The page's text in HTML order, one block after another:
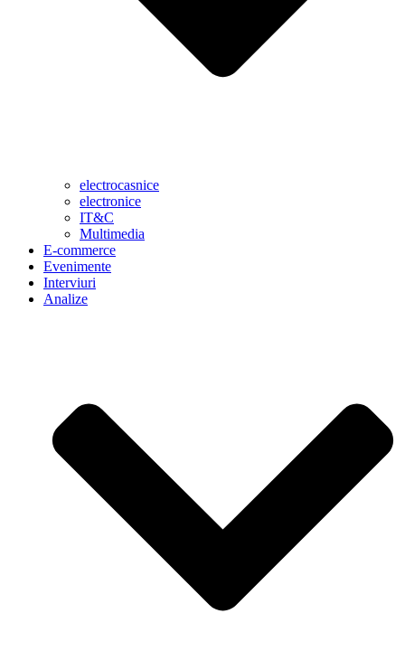
electrocasnice
electronice
IT&C
Multimedia
E-commerce
Evenimente
Interviuri
Analize